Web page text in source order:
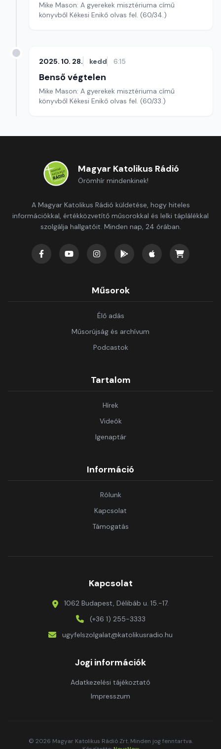
Mike Mason: A gyerekek misztériuma című
könyvből Kékesi Enikő olvas fel. (60/34.)
2025. 10. 28. kedd 6:15
Benső végtelen
Mike Mason: A gyerekek misztériuma című
könyvből Kékesi Enikő olvas fel. (60/33.)
Magyar Katolikus Rádió
Örömhír mindenkinek!
A Magyar Katolikus Rádió küldetése, hogy hiteles
információkkal, értékközvetítő műsorokkal és lelki táplálékkal
szolgálja hallgatóit. Minden nap, 24 órában.
Műsorok
Élő adás
Műsorújság és archívum
Podcastok
Tartalom
Hírek
Videók
Igenaptár
Információ
Rólunk
Kapcsolat
Támogatás
Kapcsolat
1062 Budapest, Délibáb u. 15.-17.
(+36 1) 255-3333
ugyfelszolgalat@katolikusradio.hu
Jogi információk
Adatkezelési tájékoztató
Impresszum
© 2026 Magyar Katolikus Rádió Zrt. Minden jog fenntartva.